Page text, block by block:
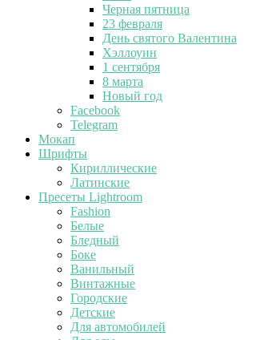
Черная пятница
23 февраля
День святого Валентина
Хэллоуин
1 сентября
8 марта
Новый год
Facebook
Telegram
Мокап
Шрифты
Кириллические
Латинские
Пресеты Lightroom
Fashion
Белые
Бледный
Боке
Ванильный
Винтажные
Городские
Детские
Для автомобилей